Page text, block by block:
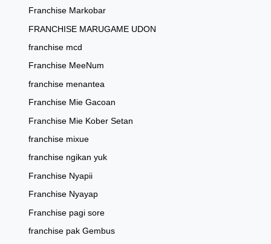
Franchise Markobar
FRANCHISE MARUGAME UDON
franchise mcd
Franchise MeeNum
franchise menantea
Franchise Mie Gacoan
Franchise Mie Kober Setan
franchise mixue
franchise ngikan yuk
Franchise Nyapii
Franchise Nyayap
Franchise pagi sore
franchise pak Gembus